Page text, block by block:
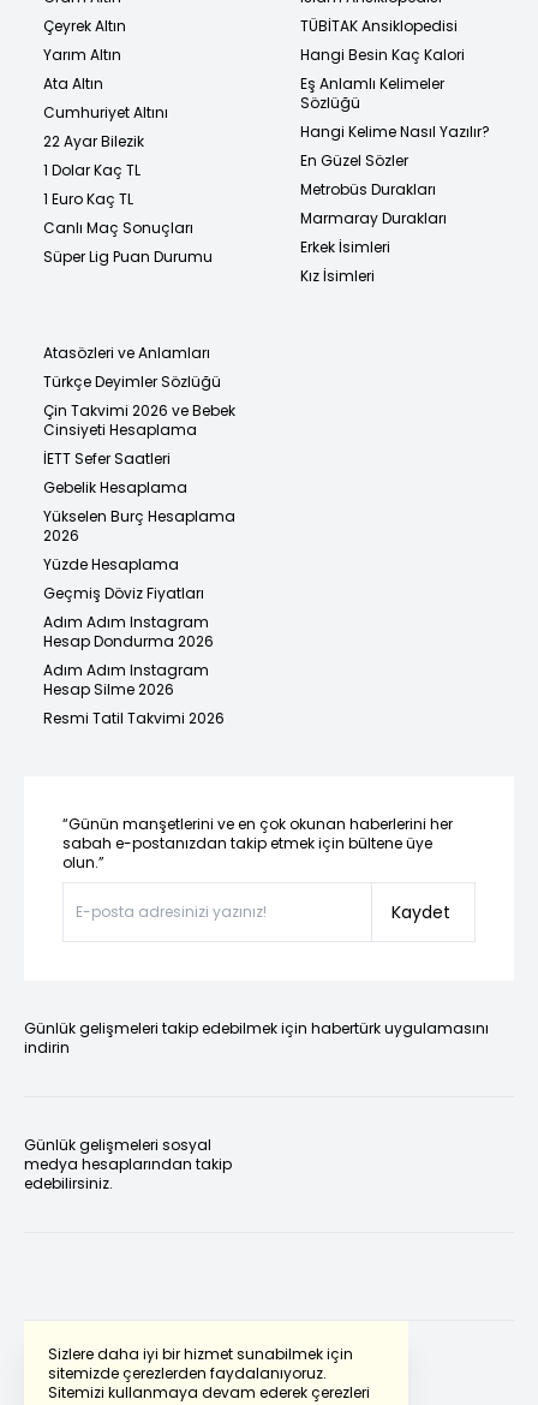
Sizlere daha iyi bir hizmet sunabilmek için
sitemizde çerezlerden faydalanıyoruz.
Sitemizi kullanmaya devam ederek çerezleri
Çeyrek Altın
Yarım Altın
Ata Altın
Cumhuriyet Altını
22 Ayar Bilezik
1 Dolar Kaç TL
1 Euro Kaç TL
Canlı Maç Sonuçları
Süper Lig Puan Durumu
TÜBİTAK Ansiklopedisi
Hangi Besin Kaç Kalori
Eş Anlamlı Kelimeler
Sözlüğü
Hangi Kelime Nasıl Yazılır?
En Güzel Sözler
Metrobüs Durakları
Marmaray Durakları
Erkek İsimleri
Kız İsimleri
Atasözleri ve Anlamları
Türkçe Deyimler Sözlüğü
Çin Takvimi 2026 ve Bebek
Cinsiyeti Hesaplama
İETT Sefer Saatleri
Gebelik Hesaplama
Yükselen Burç Hesaplama
2026
Yüzde Hesaplama
Geçmiş Döviz Fiyatları
Adım Adım Instagram
Hesap Dondurma 2026
Adım Adım Instagram
Hesap Silme 2026
Resmi Tatil Takvimi 2026
“Günün manşetlerini ve en çok okunan haberlerini her
sabah e-postanızdan takip etmek için bültene üye
olun.”
Kaydet
Günlük gelişmeleri takip edebilmek için habertürk uygulamasını
indirin
Günlük gelişmeleri sosyal
medya hesaplarından takip
edebilirsiniz.